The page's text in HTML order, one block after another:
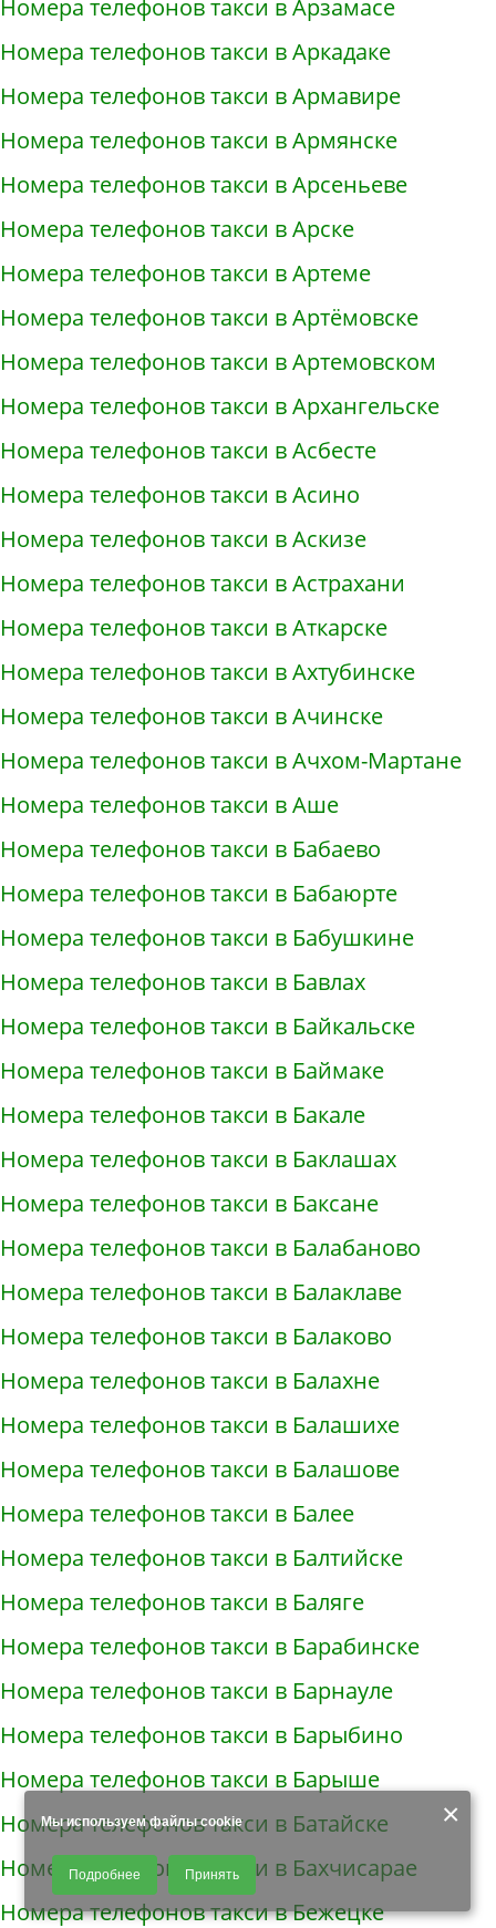
×
Мы используем файлы cookie
Продолжая использовать наш сайт, Вы даете согласие на обработку
файлов - COOKIES, пользовательских данных (файлы-cookies, IP-адрес,
данные об идентификаторе браузера, дата и время осуществления
доступа к сайту, история поисковых запросов) для сбора аналитической и
Подробнее Принять
Номера телефонов такси в Арзамасе
Номера телефонов такси в Аркадаке
Номера телефонов такси в Армавире
Номера телефонов такси в Армянске
Номера телефонов такси в Арсеньеве
Номера телефонов такси в Арске
Номера телефонов такси в Артеме
Номера телефонов такси в Артёмовске
Номера телефонов такси в Артемовском
Номера телефонов такси в Архангельске
Номера телефонов такси в Асбесте
Номера телефонов такси в Асино
Номера телефонов такси в Аскизе
Номера телефонов такси в Астрахани
Номера телефонов такси в Аткарске
Номера телефонов такси в Ахтубинске
Номера телефонов такси в Ачинске
Номера телефонов такси в Ачхом-Мартане
Номера телефонов такси в Аше
Номера телефонов такси в Бабаево
Номера телефонов такси в Бабаюрте
Номера телефонов такси в Бабушкине
Номера телефонов такси в Бавлах
Номера телефонов такси в Байкальске
Номера телефонов такси в Баймаке
Номера телефонов такси в Бакале
Номера телефонов такси в Баклашах
Номера телефонов такси в Баксане
Номера телефонов такси в Балабаново
Номера телефонов такси в Балаклаве
Номера телефонов такси в Балаково
Номера телефонов такси в Балахне
Номера телефонов такси в Балашихе
Номера телефонов такси в Балашове
Номера телефонов такси в Балее
Номера телефонов такси в Балтийске
Номера телефонов такси в Баляге
Номера телефонов такси в Барабинске
Номера телефонов такси в Барнауле
Номера телефонов такси в Барыбино
Номера телефонов такси в Барыше
Номера телефонов такси в Батайске
Номера телефонов такси в Бахчисарае
Номера телефонов такси в Бежецке